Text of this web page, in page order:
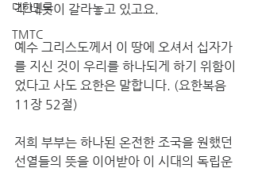
대한민국
TMTC
각 내듯이 갈라놓고 있고요.
예수 그리스도께서 이 땅에 오셔서 십자가
를 지신 것이 우리를 하나되게 하기 위함이
었다고 사도 요한은 말합니다. (요한복음
11장 52절)
저희 부부는 하나된 온전한 조국을 원했던
선열들의 뜻을 이어받아 이 시대의 독립운